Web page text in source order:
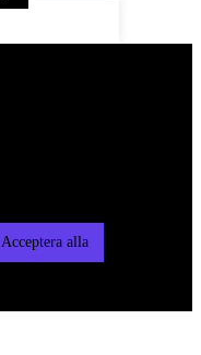
Acceptera alla